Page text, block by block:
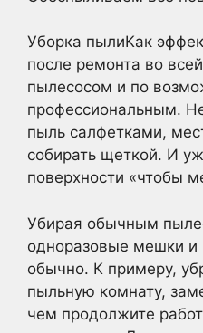
Уборка пылиКак
после ремонта во
пылесосом и по
профессиональным.
пыль салфетками,
собирать щеткой. И
поверхности «чтобы
Убирая обычным
одноразовые мешки
обычно. К примеру,
пыльную комнату,
чем продолжите